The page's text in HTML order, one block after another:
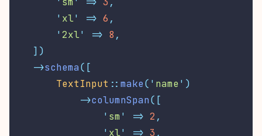
' xl' => 6 ,
'2xl' => 8 ,
])
->schema([
TextInput :: make( ' name ' )
->columnSpan([
' sm ' => 2 ,
' xl' => 3 ,